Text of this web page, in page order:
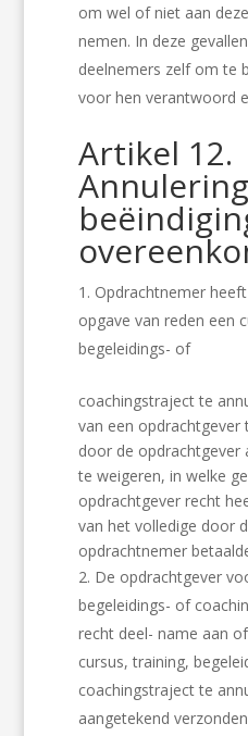
om wel of niet aan
nemen. In deze
deelnemers zelf om te
voor hen verantwoord
Artikel 12.
Opdrachtnemer
opgave van reden een
begeleidings- of
coachingstraject te
van een opdrachtgever
door de opdrachtgever
te weigeren, in welke
opdrachtgever recht
van het volledige door
opdrachtnemer
De opdrachtgever
begeleidings- of
recht deel- name aan
cursus, training,
coachingstraject te
aangetekend verzonden